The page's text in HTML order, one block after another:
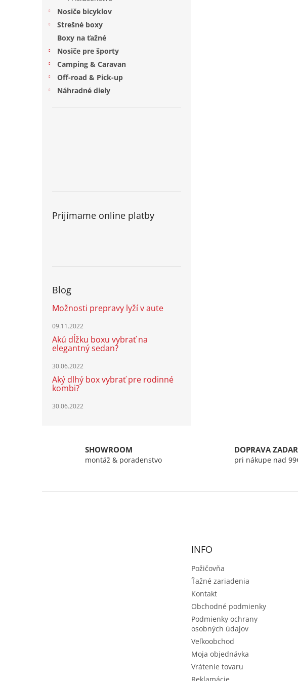
Nosiče bicyklov
Strešné boxy
Boxy na ťažné
Nosiče pre športy
Camping & Caravan
Off-road & Pick-up
Náhradné diely
Prijímame online platby
Blog
Možnosti prepravy lyží v aute
09.11.2022
Akú dĺžku boxu vybrať na
elegantný sedan?
30.06.2022
Aký dlhý box vybrať pre rodinné
kombi?
30.06.2022
SHOWROOM
montáž & poradenstvo
DOPRAVA
pri nákupe nad
INFO
Požičovňa
Ťažné zariadenia
Kontakt
Obchodné podmienky
Podmienky ochrany
osobných údajov
Veľkoobchod
Moja objednávka
Vrátenie tovaru
Reklamácie